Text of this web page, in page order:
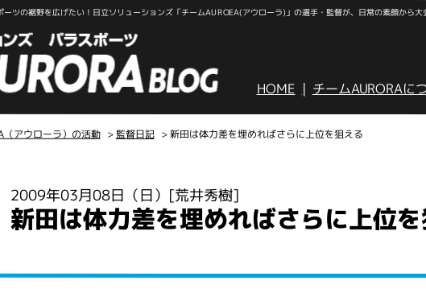
ツの裾野を広げたい！日立ソリューションズ「チームAUROEA(アウローラ)」の選手・監督が、日常の素顔から大
HOME チームAURORAに
（アウローラ）の活動 > 監督日記 > 新田は体力差を埋めればさらに上位を狙える
2009年03月08日（日） [荒井秀樹]
新田は体力差を埋めればさらに上位